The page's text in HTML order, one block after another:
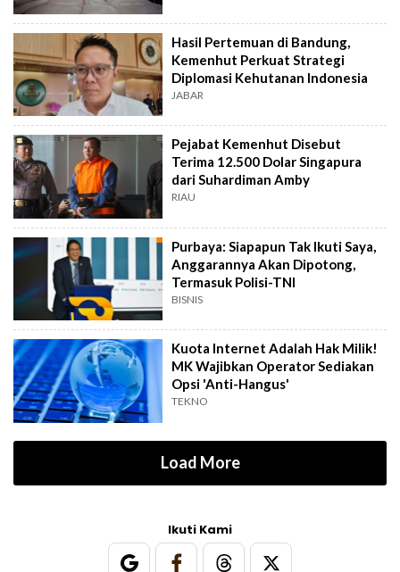
Hasil Pertemuan di Bandung,
Kemenhut Perkuat Strategi
Diplomasi Kehutanan Indonesia
JABAR
Pejabat Kemenhut Disebut
Terima 12.500 Dolar Singapura
dari Suhardiman Amby
RIAU
Purbaya: Siapapun Tak Ikuti Saya,
Anggarannya Akan Dipotong,
Termasuk Polisi-TNI
BISNIS
Kuota Internet Adalah Hak Milik!
MK Wajibkan Operator Sediakan
Opsi 'Anti-Hangus'
TEKNO
Load More
Ikuti Kami